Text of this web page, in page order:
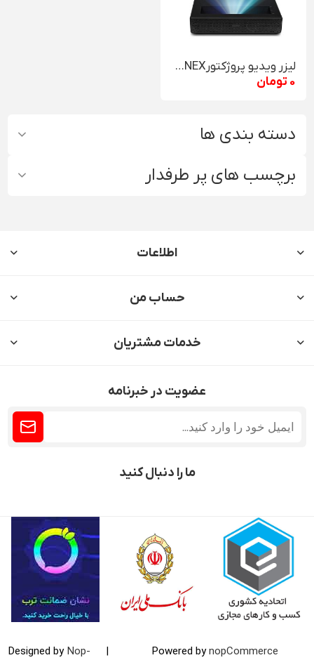
دسته بندی ها
برچسب های پر طرفدار
لیزر ویدیو پروژکتورZENEX مدل D068
0 تومان
اطلاعات
حساب من
خدمات مشتریان
عضویت در خبرنامه
ما را دنبال کنید
Powered bynopCommerce
|
Designed by Nop-